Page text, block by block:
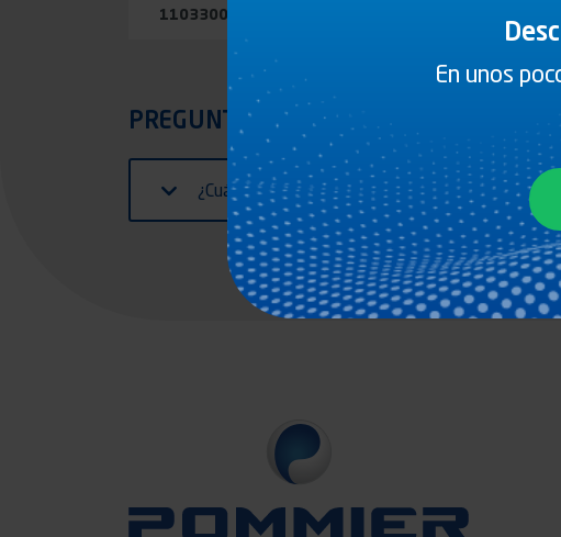
1103300
PDF
PREGUNTAS FRECUENTES
¿Cuál es la compresión recomendada para las
En unos